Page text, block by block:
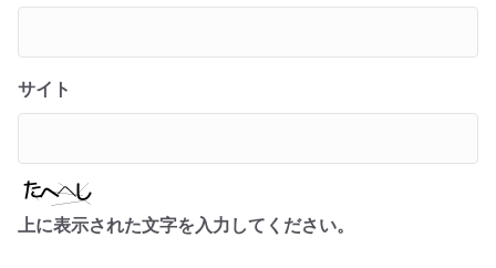
サイト
上に表示された文字を入力してください。